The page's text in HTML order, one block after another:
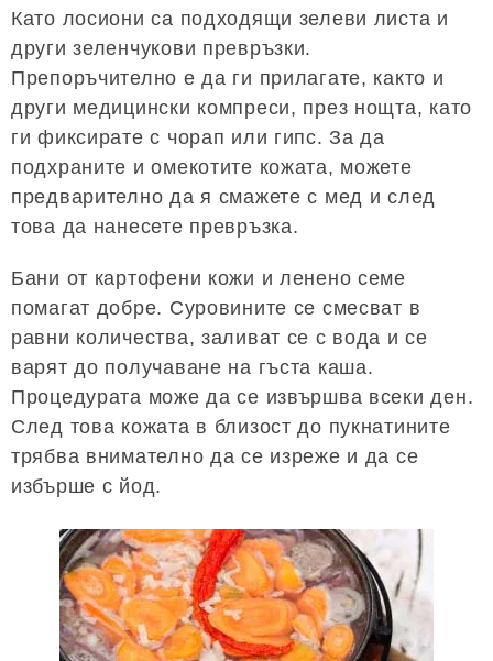
Като лосиони са подходящи зелеви листа и
други зеленчукови превръзки.
Препоръчително е да ги прилагате, както и
други медицински компреси, през нощта, като
ги фиксирате с чорап или гипс. За да
подхраните и омекотите кожата, можете
предварително да я смажете с мед и след
това да нанесете превръзка.
Бани от картофени кожи и ленено семе
помагат добре. Суровините се смесват в
равни количества, заливат се с вода и се
варят до получаване на гъста каша.
Процедурата може да се извършва всеки ден.
След това кожата в близост до пукнатините
трябва внимателно да се изреже и да се
избърше с йод.